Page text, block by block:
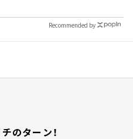
Recommended by
のターン！